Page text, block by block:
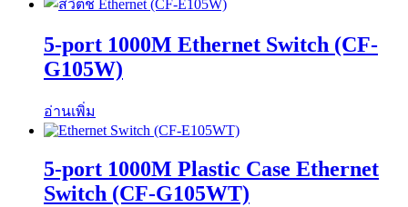
5-port 1000M​​ Ethernet Switch (CF-
G105W)
อ่านเพิ่ม
5-port 1000M​​ Plastic Case Ethernet
Switch (CF-G105WT)